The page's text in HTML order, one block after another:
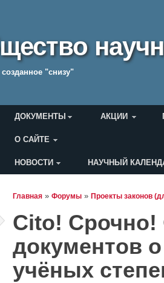
"снизу"
Главное меню
ДОКУМЕНТЫ АКЦИИ
О САЙТЕ
пользователя
НОВОСТИ НАУЧНЫЙ
Вы здесь
Главная » Форумы » Проекты законов
Cito!
документов
учёных